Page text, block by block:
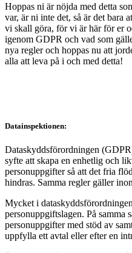
Hoppas ni är nöjda med detta
var, är ni inte det, så är det bara
vi skall göra, för vi är här för er
igenom GDPR och vad som
nya regler och hoppas nu att
alla att leva på i och med detta!
Datainspektionen:
Dataskyddsförordningen
syfte att skapa en enhetlig och
personuppgifter så att det fria
hindras. Samma regler gäller
Mycket i
personuppgiftslagen. På samma
personuppgifter med stöd av
uppfylla ett avtal eller efter en